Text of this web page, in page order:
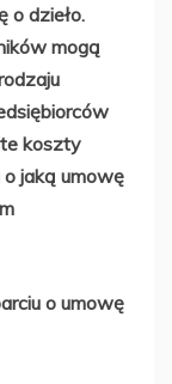
o dzieło.
mogą
koszty
jaką umowę
o umowę